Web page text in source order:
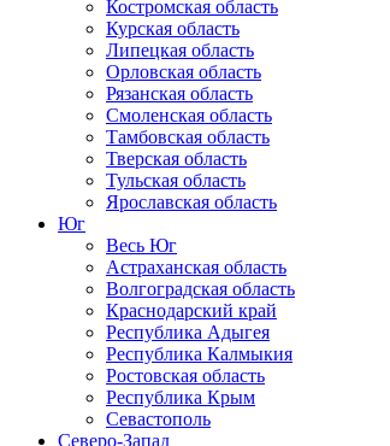
Костромская область
Курская область
Липецкая область
Орловская область
Рязанская область
Смоленская область
Тамбовская область
Тверская область
Тульская область
Ярославская область
Юг
Весь Юг
Астраханская область
Волгоградская область
Краснодарский край
Республика Адыгея
Республика Калмыкия
Ростовская область
Республика Крым
Севастополь
Северо-Запад